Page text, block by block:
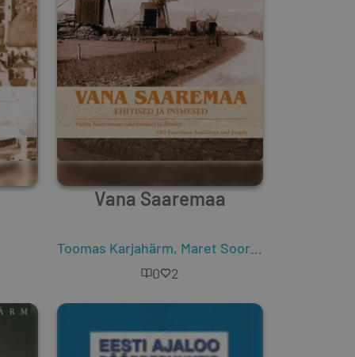
Vana Saaremaa
Toomas Karjahärm, Maret Soorsk
0
2